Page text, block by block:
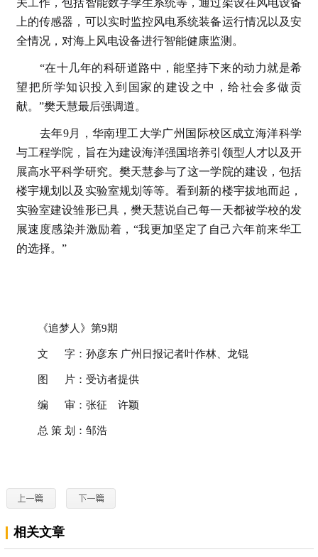
上的传感器，可以实时监控风电系统装备运行情况以及安
全情况，对海上风电设备进行智能健康监测。
“在十几年的科研道路中，能坚持下来的动力就是希
望把所学知识投入到国家的建设之中，给社会多做贡
献。”樊天慧最后强调道。
去年9月，华南理工大学广州国际校区成立海洋科学
与工程学院，旨在为建设海洋强国培养引领型人才以及开
展高水平科学研究。樊天慧参与了这一学院的建设，包括
楼宇规划以及实验室规划等等。看到新的楼宇拔地而起，
实验室建设雏形已具，樊天慧说自己每一天都被学校的发
展速度感染并激励着，“我更加坚定了自己六年前来华工
的选择。”
《追梦人》第9期
文 字：孙彦东 广州日报记者叶作林、龙锟
图 片：受访者提供
编 审：张征 许颖
总 策 划：邹浩
相关文章